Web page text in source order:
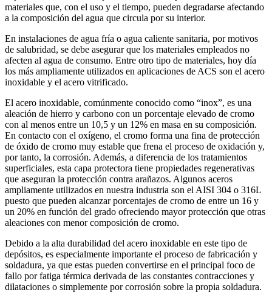
materiales que, con el uso y el tiempo, pueden degradarse afectando
a la composición del agua que circula por su interior.
En instalaciones de agua fría o agua caliente sanitaria, por motivos
de salubridad, se debe asegurar que los materiales empleados no
afecten al agua de consumo. Entre otro tipo de materiales, hoy día
los más ampliamente utilizados en aplicaciones de ACS son el acero
inoxidable y el acero vitrificado.
El acero inoxidable, comúnmente conocido como “inox”, es una
aleación de hierro y carbono con un porcentaje elevado de cromo
con al menos entre un 10,5 y un 12% en masa en su composición.
En contacto con el oxígeno, el cromo forma una fina de protección
de óxido de cromo muy estable que frena el proceso de oxidación y,
por tanto, la corrosión. Además, a diferencia de los tratamientos
superficiales, esta capa protectora tiene propiedades regenerativas
que aseguran la protección contra arañazos. Algunos aceros
ampliamente utilizados en nuestra industria son el AISI 304 o 316L
puesto que pueden alcanzar porcentajes de cromo de entre un 16 y
un 20% en función del grado ofreciendo mayor protección que otras
aleaciones con menor composición de cromo.
Debido a la alta durabilidad del acero inoxidable en este tipo de
depósitos, es especialmente importante el proceso de fabricación y
soldadura, ya que estas pueden convertirse en el principal foco de
fallo por fatiga térmica derivada de las constantes contracciones y
dilataciones o simplemente por corrosión sobre la propia soldadura.